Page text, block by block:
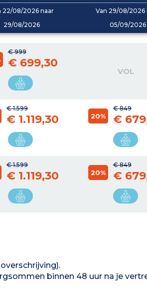
22/08/2026 naar
29/08/2026
Van 29/08/2026
05/09/2026
€ 999
€ 699,30
VOL
€ 1.599
€ 1.119,30
€ 849
20% €
€ 1.599
€ 1.119,30
€ 849
20% €
binnen 48 uur na je